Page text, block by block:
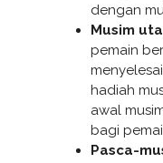
dengan
Musim
pemain
hadiah
awal
bagi
Pasca-